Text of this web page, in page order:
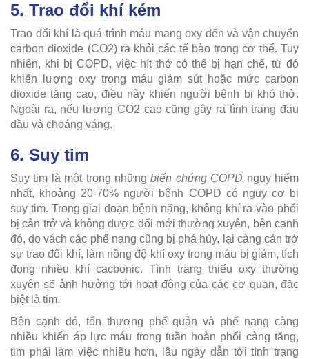
5. Trao đổi khí kém
Trao đổi khí là quá trình máu mang oxy đến và vận chuyển
carbon dioxide (CO2) ra khỏi các tế bào trong cơ thể. Tuy
nhiên, khi bị COPD, việc hít thở có thể bị hạn chế, từ đó
khiến lượng oxy trong máu giảm sút hoặc mức carbon
dioxide tăng cao, điều này khiến người bệnh bị khó thở.
Ngoài ra, nếu lượng CO2 cao cũng gây ra tình trạng đau
đầu và choáng váng.
6. Suy tim
Suy tim là một trong nhữngbiến chứng COPD nguy hiểm
nhất, khoảng 20-70% người bệnh COPD có nguy cơ bị
suy tim. Trong giai đoạn bệnh nặng, không khí ra vào phổi
bị cản trở và không được đổi mới thường xuyên, bên cạnh
đó, do vách các phế nang cũng bị phá hủy, lại càng cản trở
sự trao đổi khí, làm nồng độ khí oxy trong máu bị giảm, tích
đọng nhiều khí cacbonic. Tình trạng thiếu oxy thường
xuyên sẽ ảnh hưởng tới hoạt động của các cơ quan, đặc
biệt là tim.
Bên cạnh đó, tổn thương phế quản và phế nang càng
nhiều khiến áp lực máu trong tuần hoàn phổi càng tăng,
tim phải làm việc nhiều hơn, lâu ngày dẫn tới tình trạng